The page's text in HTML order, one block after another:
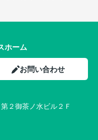
ホーム
お問い合わせ
２御茶ノ水ビル２Ｆ